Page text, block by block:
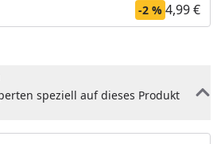
-2 % 4,99 €
speziell auf dieses Produkt